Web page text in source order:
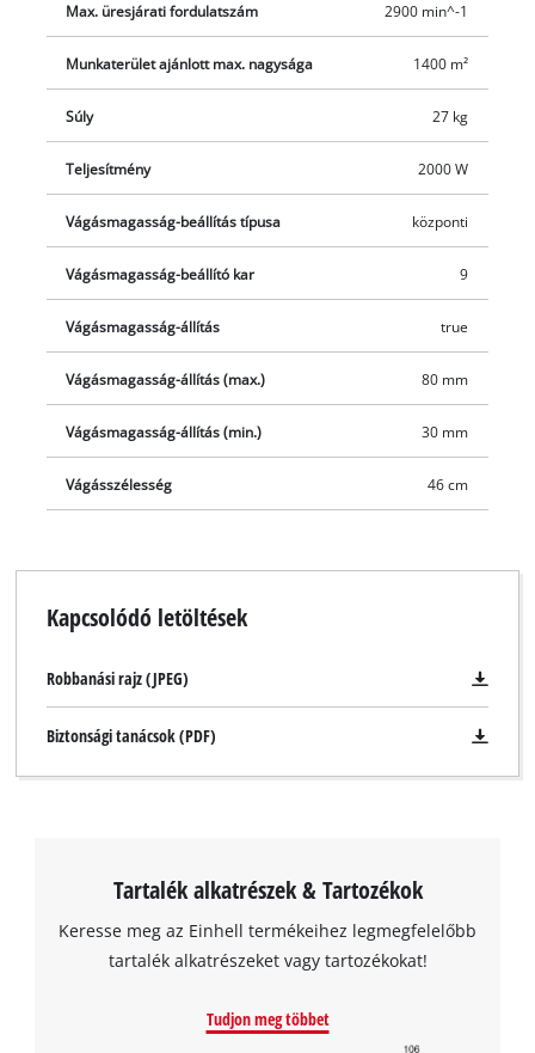
A Google Maps szolgáltatás betöltéséhez
szükségünk van az Ön jóváhagyására!
Max. üresjárati fordulatszám 2900 min^-1
Munkaterület ajánlott max. nagysága 1400 m²
Súly 27 kg
Teljesítmény 2000 W
Vágásmagasság-beállítás típusa központi
Vágásmagasság-beállító kar 9
Vágásmagasság-állítás true
Vágásmagasság-állítás (max.) 80 mm
Vágásmagasság-állítás (min.) 30 mm
Vágásszélesség 46 cm
Kapcsolódó letöltések
Robbanási rajz (JPEG)
Biztonsági tanácsok (PDF)
Tartalék alkatrészek & Tartozékok
Keresse meg az Einhell termékeihez legmegfelelőbb
tartalék alkatrészeket vagy tartozékokat!
Tudjon meg többet